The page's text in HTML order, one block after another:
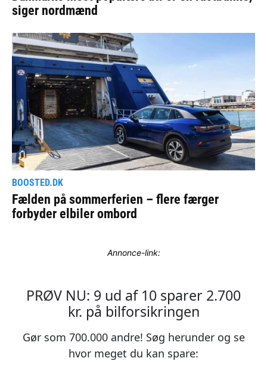
Annonce-link: